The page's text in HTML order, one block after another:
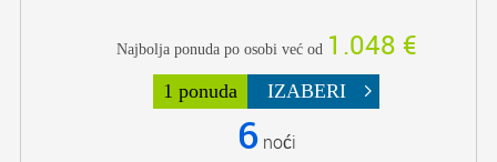
6noći
Najbolja ponuda po osobi već od 1.048 €
1 ponuda IZABERI